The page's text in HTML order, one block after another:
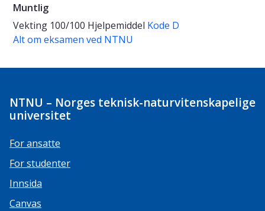
Muntlig
Vekting 100/100 Hjelpemiddel Kode D
Alt om eksamen ved NTNU
NTNU – Norges teknisk-naturvitenskapelige
universitet
For ansatte
For studenter
Innsida
Canvas